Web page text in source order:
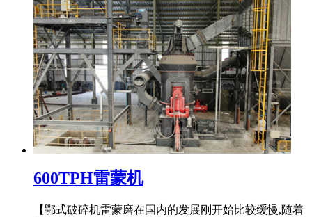
600TPH雷蒙机
【鄂式破碎机雷蒙磨在国内的发展刚开始比较缓慢,随着